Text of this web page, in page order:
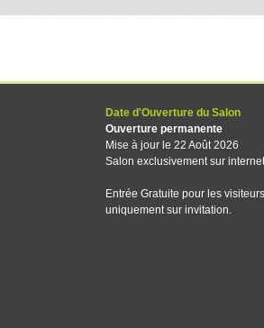
Date d'Ouverture du Salon
Ouverture permanente
Mise à jour le 22 Août 2026
Salon exclusivement sur internet
Entrée Gratuite pour les visiteurs
uniquement sur invitation.